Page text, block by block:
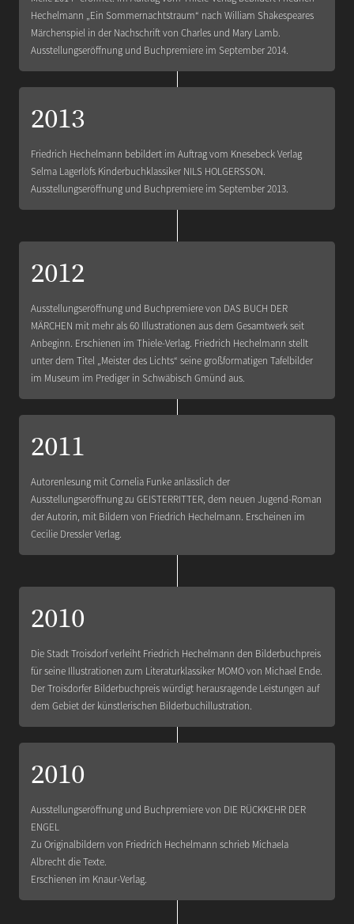
Hechelmann „Ein Sommernachtstraum“ nach William Shakespeares
Märchenspiel in der Nachschrift von Charles und Mary Lamb.
Ausstellungseröffnung und Buchpremiere im September 2014.
2013
Friedrich Hechelmann bebildert im Auftrag vom Knesebeck Verlag
Selma Lagerlöfs Kinderbuchklassiker NILS HOLGERSSON.
Ausstellungseröffnung und Buchpremiere im September 2013.
2012
Ausstellungseröffnung und Buchpremiere von DAS BUCH DER
MÄRCHEN mit mehr als 60 Illustrationen aus dem Gesamtwerk seit
Anbeginn. Erschienen im Thiele-Verlag. Friedrich Hechelmann stellt
unter dem Titel „Meister des Lichts“ seine großformatigen Tafelbilder
im Museum im Prediger in Schwäbisch Gmünd aus.
2011
Autorenlesung mit Cornelia Funke anlässlich der
Ausstellungseröffnung zu GEISTERRITTER, dem neuen Jugend-Roman
der Autorin, mit Bildern von Friedrich Hechelmann. Erscheinen im
Cecilie Dressler Verlag.
2010
Die Stadt Troisdorf verleiht Friedrich Hechelmann den Bilderbuchpreis
für seine Illustrationen zum Literaturklassiker MOMO von Michael Ende.
Der Troisdorfer Bilderbuchpreis würdigt herausragende Leistungen auf
dem Gebiet der künstlerischen Bilderbuchillustration.
2010
Ausstellungseröffnung und Buchpremiere von DIE RÜCKKEHR DER
ENGEL
Zu Originalbildern von Friedrich Hechelmann schrieb Michaela
Albrecht die Texte.
Erschienen im Knaur-Verlag.